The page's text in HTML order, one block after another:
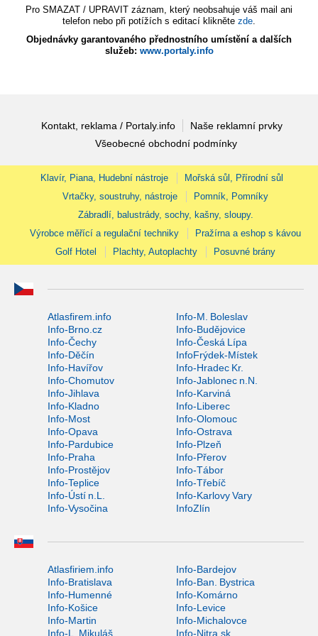
Pro SMAZAT / UPRAVIT záznam, který neobsahuje váš mail ani
telefon nebo při potížích s editací klikněte zde.
Objednávky garantovaného přednostního umístění a dalších
služeb: www.portaly.info
Kontakt, reklama / Portaly.info
Naše reklamní prvky
Všeobecné obchodní podmínky
Klavír, Piana, Hudební nástroje
Mořská sůl, Přírodní sůl
Vrtačky, soustruhy, nástroje
Pomník, Pomníky
Zábradlí, balustrády, sochy, kašny, sloupy.
Výrobce měřící a regulační techniky
Pražírna a eshop s kávou
Golf Hotel
Plachty, Autoplachty Posuvné brány
Atlasfirem.info
Info-M. Boleslav
Info-Brno.cz
Info-Budějovice
Info-Čechy
Info-Česká Lípa
Info-Děčín
InfoFrýdek-Místek
Info-Havířov
Info-Hradec Kr.
Info-Chomutov
Info-Jablonec n.N.
Info-Jihlava
Info-Karviná
Info-Kladno
Info-Liberec
Info-Most
Info-Olomouc
Info-Opava
Info-Ostrava
Info-Pardubice
Info-Plzeň
Info-Praha
Info-Přerov
Info-Prostějov
Info-Tábor
Info-Teplice
Info-Třebíč
Info-Ústí n.L.
Info-Karlovy Vary
Info-Vysočina
InfoZlín
Atlasfiriem.info
Info-Bardejov
Info-Bratislava
Info-Ban. Bystrica
Info-Humenné
Info-Komárno
Info-Košice
Info-Levice
Info-Martin
Info-Michalovce
Info-L. Mikuláš
Info-Nitra.sk